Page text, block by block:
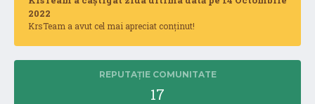
2022
KrsTeam a avut cel mai apreciat conținut!
REPUTAȚIE COMUNITATE
17